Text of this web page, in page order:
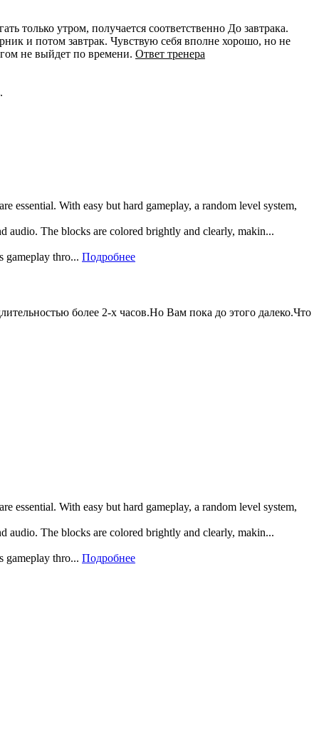
только утром, получается соответственно До завтрака.
и потом завтрак. Чувствую себя вполне хорошо, но не
не выйдет по времени. Ответ тренера
essential. With easy but hard gameplay, a random level system,
audio. The blocks are colored brightly and clearly, makin...
gameplay thro... Подробнее
более 2-х часов.Но Вам пока до этого далеко.Что
essential. With easy but hard gameplay, a random level system,
audio. The blocks are colored brightly and clearly, makin...
gameplay thro... Подробнее